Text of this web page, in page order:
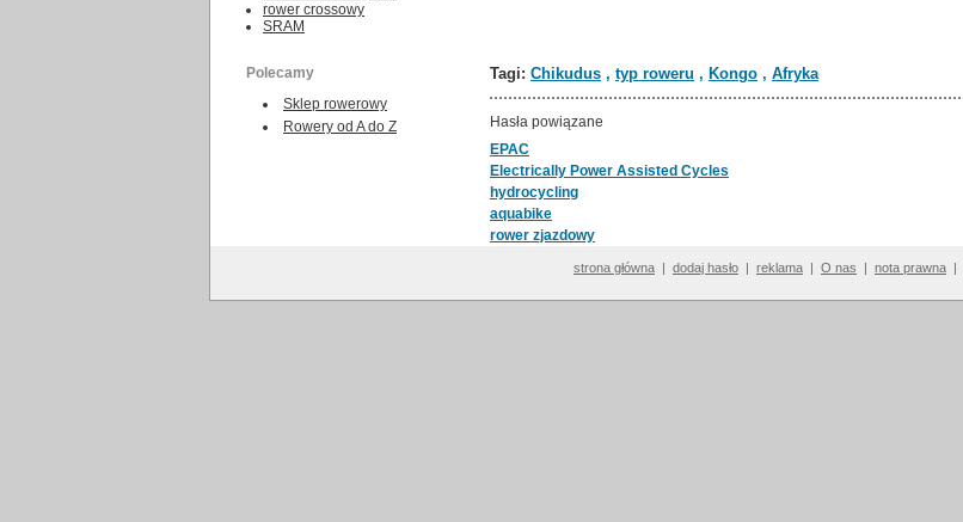
rower crossowy
SRAM
Polecamy
Sklep rowerowy
Rowery od A do Z
Tagi: Chikudus , typ roweru , Kongo , Afryka
Hasła powiązane
EPAC
Electrically Power Assisted Cycles
hydrocycling
aquabike
rower zjazdowy
strona główna | dodaj hasło | reklama | O nas | nota prawna |